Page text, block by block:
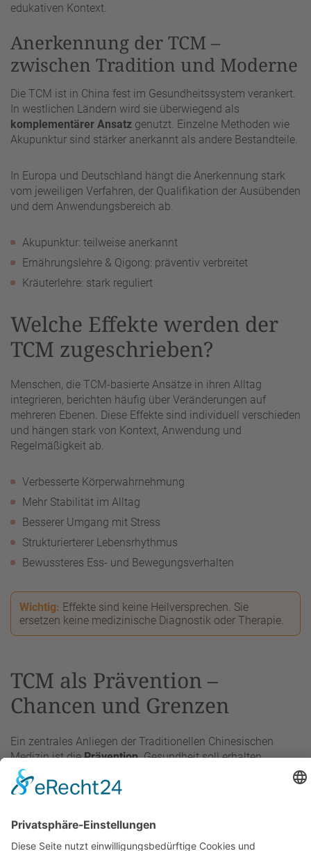
edukativen Kontext.
Anerkennung der TCM –
zwischen Tradition und Moderne
Die TCM ist in China fest im Gesundheitssystem verankert.
In westlichen Ländern wird sie überwiegend als
komplementärer Ansatz genutzt. Einzelne Methoden wie
Akupunktur sind stärker anerkannt als andere Bestandteile.
In Europa und Deutschland hängt die Anerkennung stark
vom jeweiligen Verfahren, der Qualifikation der Ausübenden
und dem Anwendungsbereich ab.
Akupunktur: teilweise anerkannt
Ernährungslehre & Qigong: präventiv verbreitet
Kräuterlehre: stark reguliert
Welche Effekte werden der
TCM zugeschrieben?
Menschen, die TCM-basierte Ansätze in ihren Alltag
integrieren, berichten häufig über Veränderungen auf
mehreren Ebenen. Diese Effekte sind individuell verschieden
und hängen stark von Kontext, Anwendung und
Regelmäßigkeit ab.
Verbesserte Körperwahrnehmung
Mehr Stabilität im Alltag
Besserer Umgang mit Stress
Strukturierterer Lebensrhythmus
Bewussteres Ess- und Bewegungsverhalten
Wichtig: Effekte sind keine Heilversprechen. Sie
ersetzen keine medizinische Diagnostik oder Therapie.
TCM als Prävention –
Chancen und Grenzen
Ein zentrales Anliegen der Traditionellen Chinesischen
Medizin ist diePrävention. Gesundheit soll erhalten
werden, bevor Beschwerden entstehen. Dabei richtet sich
der Blick weniger auf einzelne Symptome, sondern auf
Vorteile der TCM-Prävention